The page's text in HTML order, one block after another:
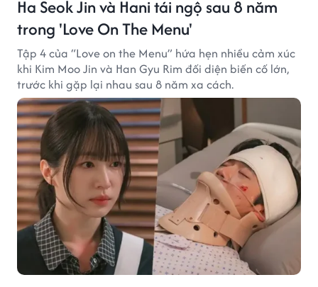
Ha Seok Jin và Hani tái ngộ sau 8 năm
trong 'Love On The Menu'
Tập 4 của “Love on the Menu” hứa hẹn nhiều cảm xúc
khi Kim Moo Jin và Han Gyu Rim đối diện biến cố lớn,
trước khi gặp lại nhau sau 8 năm xa cách.